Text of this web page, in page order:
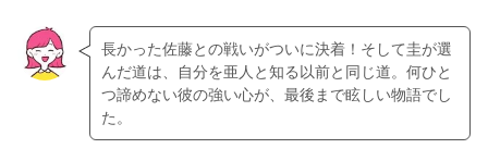
長かった佐藤との戦いがついに決着！そして圭が選
んだ道は、自分を亜人と知る以前と同じ道。何ひと
つ諦めない彼の強い心が、最後まで眩しい物語でし
た。